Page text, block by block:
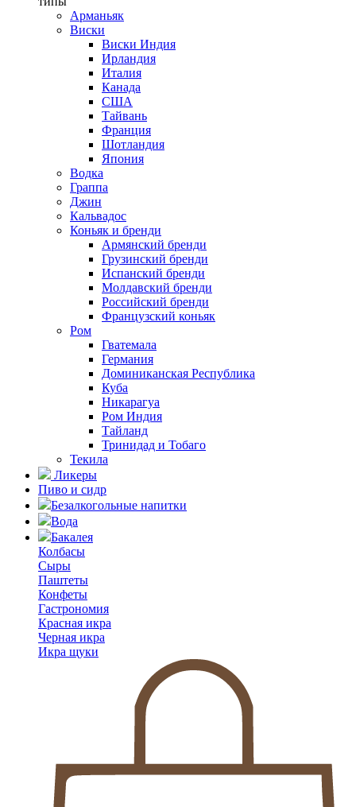
Арманьяк
Виски
Виски Индия
Ирландия
Италия
Канада
США
Тайвань
Франция
Шотландия
Япония
Водка
Граппа
Джин
Кальвадос
Коньяк и бренди
Армянский бренди
Грузинский бренди
Испанский бренди
Молдавский бренди
Российский бренди
Французский коньяк
Ром
Гватемала
Германия
Доминиканская Республика
Куба
Никарагуа
Ром Индия
Тайланд
Тринидад и Тобаго
Текила
Ликеры
Пиво и сидр
Безалкогольные напитки
Вода
Бакалея
Колбасы
Сыры
Паштеты
Конфеты
Гастрономия
Красная икра
Черная икра
Икра щуки